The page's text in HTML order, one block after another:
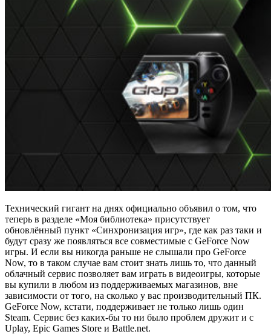
Технический гигант на днях официально объявил о том, что
теперь в разделе «Моя библиотека» присутствует
обновлённый пункт «Синхронизация игр», где как раз таки и
будут сразу же появляться все совместимые с GeForce Now
игры. И если вы никогда раньше не слышали про GeForce
Now, то в таком случае вам стоит знать лишь то, что данный
облачный сервис позволяет вам играть в видеоигры, которые
вы купили в любом из поддерживаемых магазинов, вне
зависимости от того, на сколько у вас производительный ПК.
GeForce Now, кстати, поддерживает не только лишь один
Steam. Сервис без каких-бы то ни было проблем дружит и с
Uplay, Epic Games Store и Battle.net.